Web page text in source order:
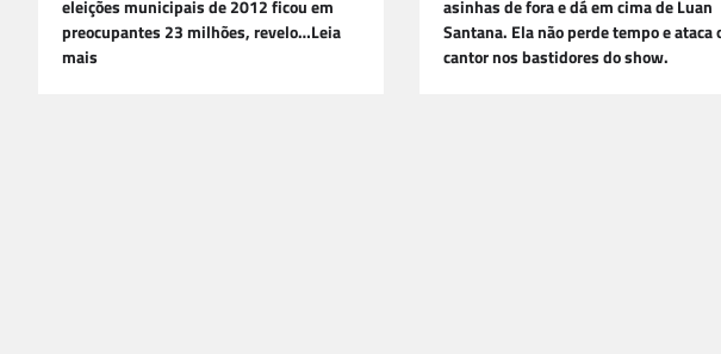
eleições municipais de 2012 ficou em
preocupantes 23 milhões, revelo…Leia
mais
asinhas de fora e dá em cima de Luan
Santana. Ela não perde tempo e ataca
cantor nos bastidores do show.